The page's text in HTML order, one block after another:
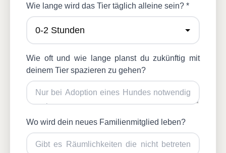
Wie lange wird das Tier täglich alleine sein? *
Wie oft und wie lange planst du zukünftig mit
deinem Tier spazieren zu gehen?
Wo wird dein neues Familienmitglied leben?